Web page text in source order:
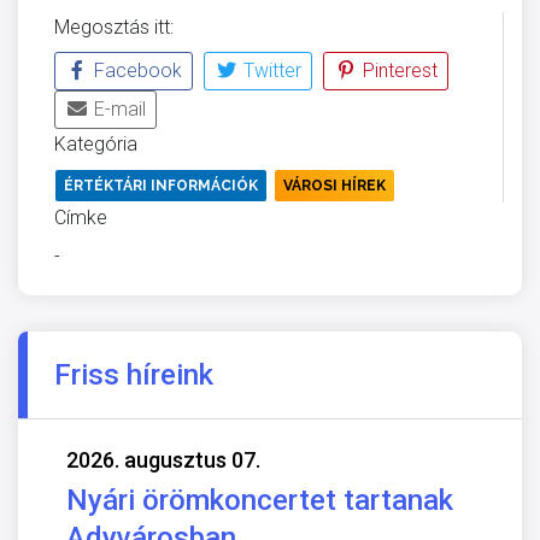
Megosztás itt:
Facebook
Twitter
Pinterest
E-mail
Kategória
ÉRTÉKTÁRI INFORMÁCIÓK VÁROSI HÍREK
Címke
-
Friss híreink
2026. augusztus 07.
Nyári örömkoncertet tartanak